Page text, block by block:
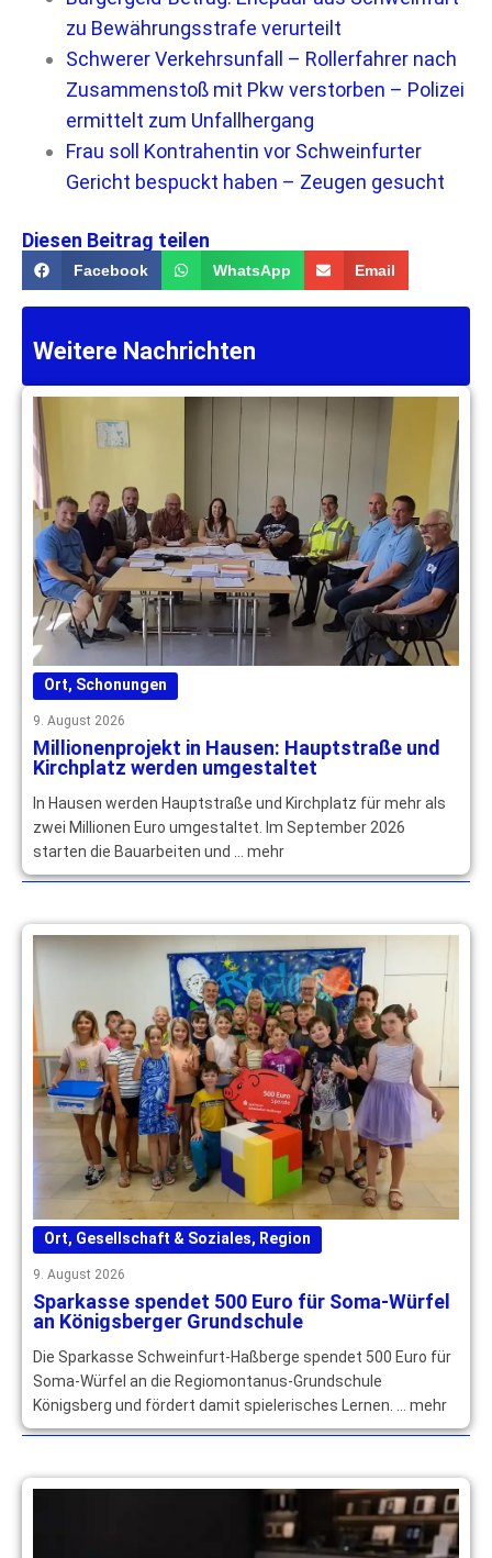
zu Bewährungsstrafe verurteilt
Schwerer Verkehrsunfall – Rollerfahrer nach
Zusammenstoß mit Pkw verstorben – Polizei
ermittelt zum Unfallhergang
Frau soll Kontrahentin vor Schweinfurter
Gericht bespuckt haben – Zeugen gesucht
Diesen Beitrag teilen
Facebook WhatsApp Email
Weitere Nachrichten
Ort, Schonungen
9. August 2026
Millionenprojekt in Hausen: Hauptstraße und
Kirchplatz werden umgestaltet
In Hausen werden Hauptstraße und Kirchplatz für mehr als
zwei Millionen Euro umgestaltet. Im September 2026
starten die Bauarbeiten und … mehr
Ort, Gesellschaft & Soziales, Region
9. August 2026
Sparkasse spendet 500 Euro für Soma-Würfel
an Königsberger Grundschule
Die Sparkasse Schweinfurt-Haßberge spendet 500 Euro für
Soma-Würfel an die Regiomontanus-Grundschule
Königsberg und fördert damit spielerisches Lernen. … mehr